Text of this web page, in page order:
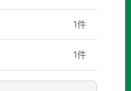
1件
1件